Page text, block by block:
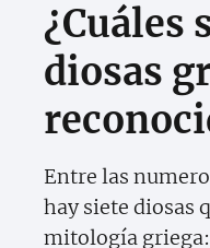
¿Cuáles
diosas
Entre las
hay siete diosas
mitología griega: